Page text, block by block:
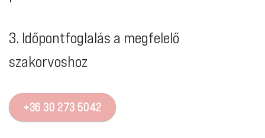
3. Időpontfoglalás a megfelelő
szakorvoshoz
+36 30 273 5042